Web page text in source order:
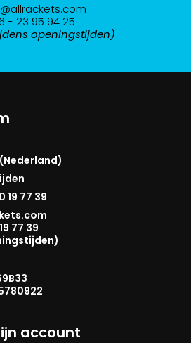
- 23 95 94 25
openingstijden)
19 77 39
77 39
account